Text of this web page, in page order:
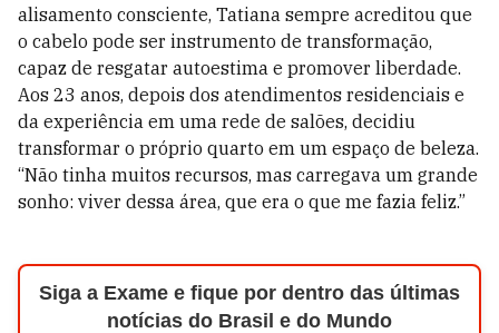
alisamento consciente, Tatiana sempre acreditou que
o cabelo pode ser instrumento de transformação,
capaz de resgatar autoestima e promover liberdade.
Aos 23 anos, depois dos atendimentos residenciais e
da experiência em uma rede de salões, decidiu
transformar o próprio quarto em um espaço de beleza.
“Não tinha muitos recursos, mas carregava um grande
sonho: viver dessa área, que era o que me fazia feliz.”
Siga a Exame e fique por dentro das últimas
notícias do Brasil e do Mundo